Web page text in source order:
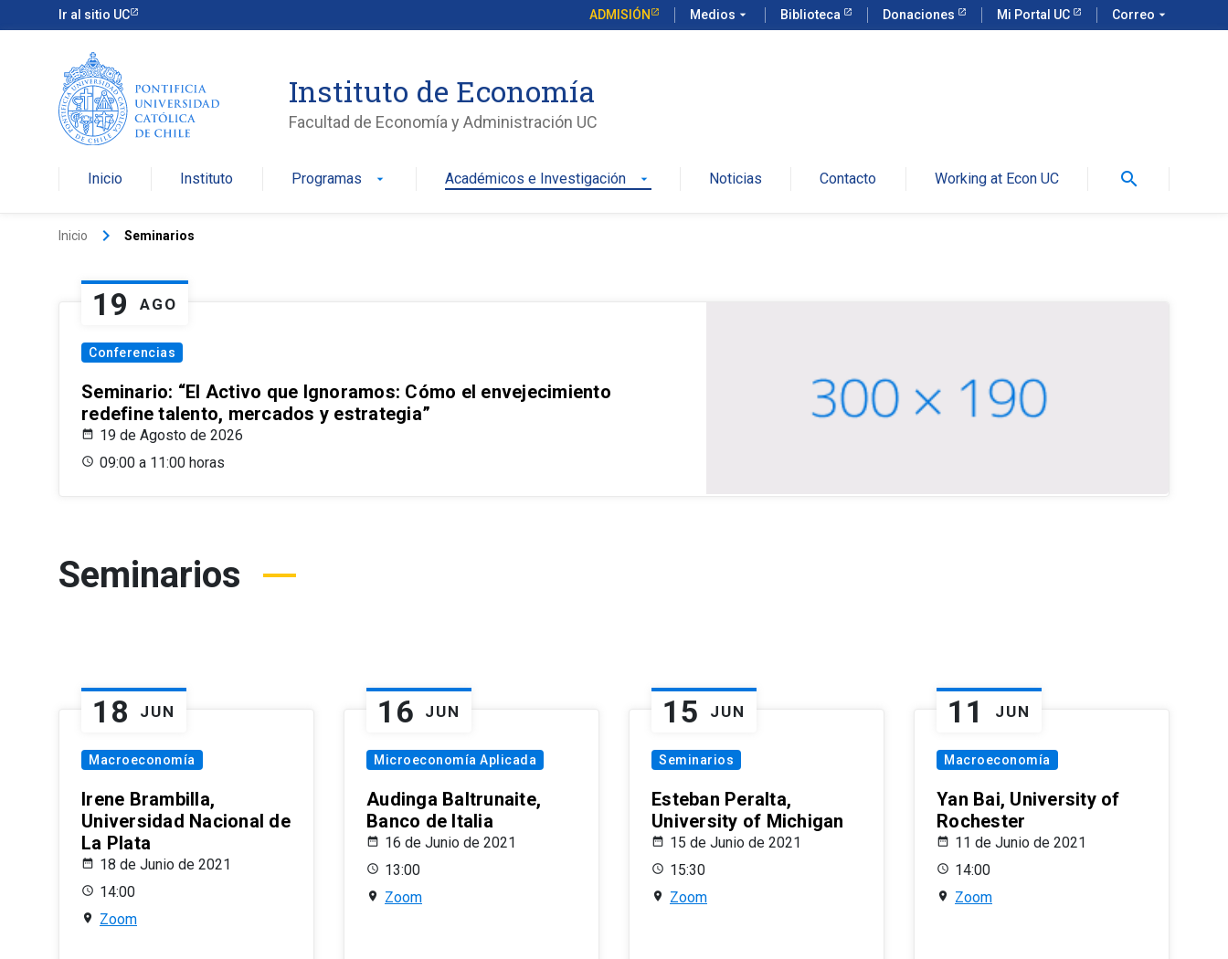
Ir al sitio UC ADMISIÓN Medios arrow_drop_down Biblioteca Donaciones Mi Portal UC Correo arrow_drop_down
Instituto de Economía
Facultad de Economía y Administración UC
Inicio Instituto Programas arrow_drop_down Académicos e Investigación arrow_drop_down Noticias Contacto Working at Econ UC search
Inicio keyboard_arrow_right Seminarios
19 AGO
Conferencias
Seminario: “El Activo que Ignoramos: Cómo el envejecimiento
redefine talento, mercados y estrategia”
19 de Agosto de 2026
09:00 a 11:00 horas
Seminarios
18 JUN
Macroeconomía
Irene Brambilla,
Universidad Nacional de
La Plata
18 de Junio de 2021
14:00
Zoom
16 JUN
Microeconomía Aplicada
Audinga Baltrunaite,
Banco de Italia
16 de Junio de 2021
13:00
Zoom
15 JUN
Seminarios
Esteban Peralta,
University of Michigan
15 de Junio de 2021
15:30
Zoom
11 JUN
Macroeconomía
Yan Bai, University of
Rochester
11 de Junio de 2021
14:00
Zoom